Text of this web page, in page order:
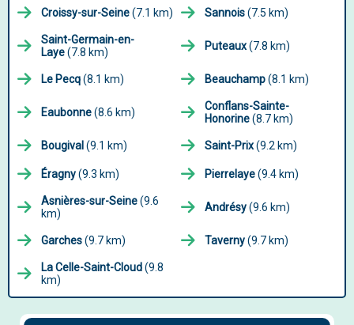
Croissy-sur-Seine(7.1 km) Sannois(7.5 km)
Saint-Germain-en-
Laye(7.8 km) Puteaux(7.8 km)
Le Pecq(8.1 km) Beauchamp(8.1 km)
Eaubonne(8.6 km)
Conflans-Sainte-
Honorine(8.7 km)
Bougival (9.1 km) Saint-Prix(9.2 km)
Éragny(9.3 km) Pierrelaye(9.4 km)
Asnières-sur-Seine(9.6
km)
Andrésy(9.6 km)
Garches(9.7 km) Taverny(9.7 km)
La Celle-Saint-Cloud(9.8
km)